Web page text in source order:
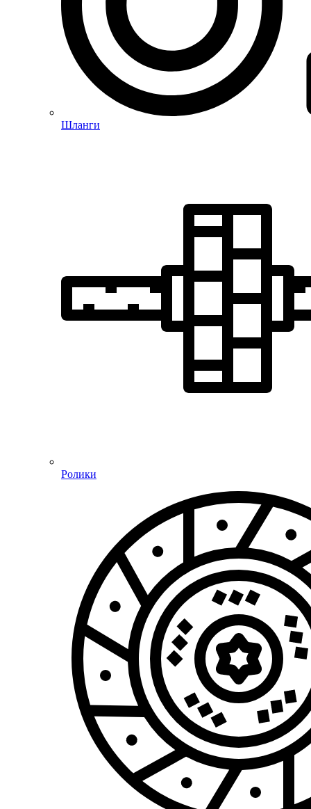
Шланги
Ролики